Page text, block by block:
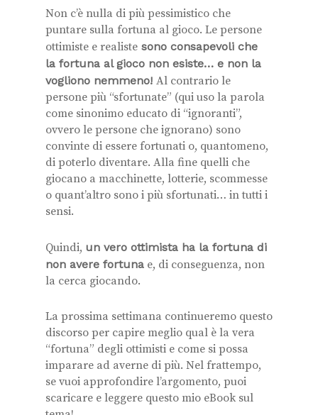
Non c’è nulla di più pessimistico che
puntare sulla fortuna al gioco. Le persone
ottimiste e realiste sono consapevoli che
la fortuna al gioco non esiste… e non la
vogliono nemmeno! Al contrario le
persone più “sfortunate” (qui uso la parola
come sinonimo educato di “ignoranti”,
ovvero le persone che ignorano) sono
convinte di essere fortunati o, quantomeno,
di poterlo diventare. Alla fine quelli che
giocano a macchinette, lotterie, scommesse
o quant’altro sono i più sfortunati… in tutti i
sensi.
Quindi, un vero ottimista ha la fortuna di
non avere fortuna e, di conseguenza, non
la cerca giocando.
La prossima settimana continueremo questo
discorso per capire meglio qual è la vera
“fortuna” degli ottimisti e come si possa
imparare ad averne di più. Nel frattempo,
se vuoi approfondire l’argomento, puoi
scaricare e leggere questo mio eBook sul